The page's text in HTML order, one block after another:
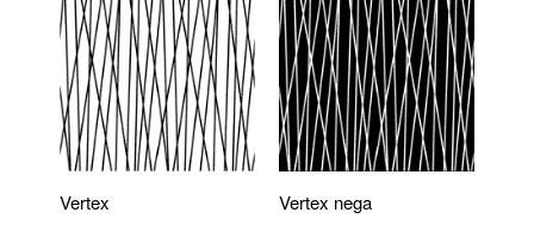
Vertex Vertex nega